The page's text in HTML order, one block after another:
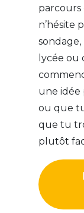
parcours
n’hésite
lycée ou
une idée
ou que
que tu
plutôt